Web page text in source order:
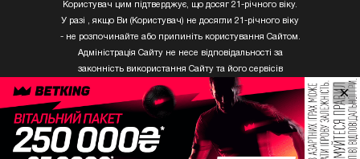
Користувач цим підтверджує, що досяг 21-річного віку.
У разі , якщо Ви (Користувач) не досягли 21-річного віку
- не розпочинайте або припиніть користування Сайтом.
Адміністрація Сайту не несе відповідальності за
законність використання Сайту та його сервісів
Користувачем, який не досяг 21-річного віку.
Твори Getty Images, що розміщені на сайті, не можуть
бути використані третіми особами без письмового
дозволу ТОВ «ГЛОБАЛ ІМІДЖЕС ЮКРЕЙН.
×